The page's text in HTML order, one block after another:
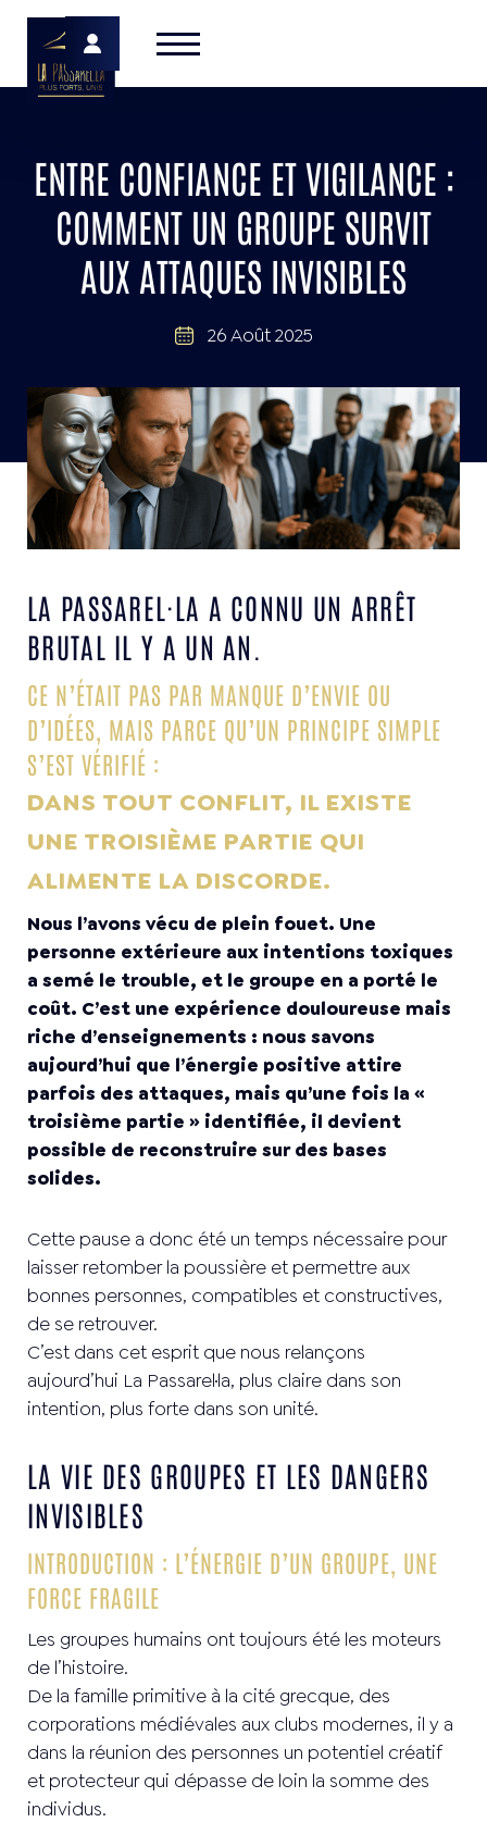
ENTRE CONFIANCE ET VIGILANCE :
COMMENT UN GROUPE SURVIT
AUX ATTAQUES INVISIBLES
26 Août 2025
LA PASSAREL·LA A CONNU UN ARRÊT
BRUTAL IL Y A UN AN.
CE N’ÉTAIT PAS PAR MANQUE D’ENVIE OU
D’IDÉES, MAIS PARCE QU’UN PRINCIPE SIMPLE
S’EST VÉRIFIÉ :
DANS TOUT CONFLIT, IL EXISTE
UNE TROISIÈME PARTIE QUI
ALIMENTE LA DISCORDE.
Nous l’avons vécu de plein fouet. Une
personne extérieure aux intentions toxiques
a semé le trouble, et le groupe en a porté le
coût. C’est une expérience douloureuse mais
riche d’enseignements : nous savons
aujourd’hui que l’énergie positive attire
parfois des attaques, mais qu’une fois la «
troisième partie » identifiée, il devient
possible de reconstruire sur des bases
solides.
Cette pause a donc été un temps nécessaire pour
laisser retomber la poussière et permettre aux
bonnes personnes, compatibles et constructives,
de se retrouver.
C’est dans cet esprit que nous relançons
aujourd’hui La Passarel·la, plus claire dans son
intention, plus forte dans son unité.
LA VIE DES GROUPES ET LES DANGERS
INVISIBLES
INTRODUCTION : L’ÉNERGIE D’UN GROUPE, UNE
FORCE FRAGILE
Les groupes humains ont toujours été les moteurs
de l’histoire.
De la famille primitive à la cité grecque, des
corporations médiévales aux clubs modernes, il y a
dans la réunion des personnes un potentiel créatif
et protecteur qui dépasse de loin la somme des
individus.